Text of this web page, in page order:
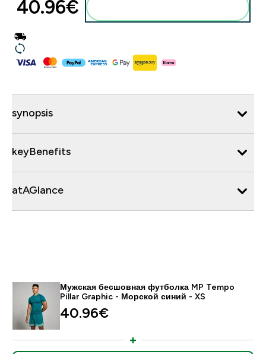
40.96€‎
synopsis
keyBenefits
atAGlance
Мужская бесшовная футболка MP Tempo
Pillar Graphic - Морской синий - XS
40.96€‎